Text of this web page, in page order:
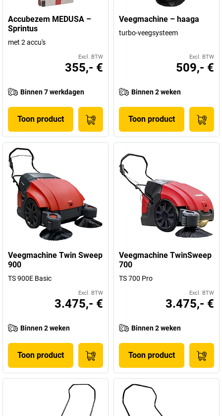
Accubezem MEDUSA –
Sprintus
met 2 accu's
Excl. BTW
355,- €
Binnen 7 werkdagen
Toon product
Veegmachine – haaga
turbo-veegsysteem
Excl. BTW
509,- €
Binnen 2 weken
Toon product
Veegmachine Twin Sweep
900
TS 900E Basic
Excl. BTW
3.475,- €
Binnen 2 weken
Toon product
Veegmachine TwinSweep
700
TS 700 Pro
Excl. BTW
3.475,- €
Binnen 2 weken
Toon product